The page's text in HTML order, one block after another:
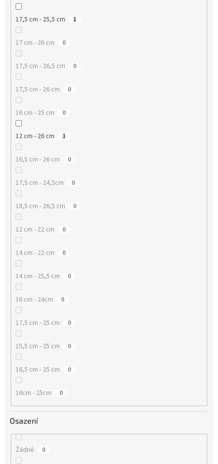
17,5 cm - 25,5 cm 1
17 cm - 26 cm 0
17,5 cm - 26,5 cm 0
17,5 cm - 26 cm 0
16 cm - 25 cm 0
12 cm - 26 cm 1
16,5 cm - 26 cm 0
17,5 cm - 24,5cm 0
18,5 cm - 26,5 cm 0
12 cm - 22 cm 0
14 cm - 22 cm 0
14 cm - 25,5 cm 0
16 cm - 24cm 0
17,5 cm - 25 cm 0
15,5 cm - 25 cm 0
16,5 cm - 25 cm 0
16cm - 25cm 0
Osazení
Žádné 0